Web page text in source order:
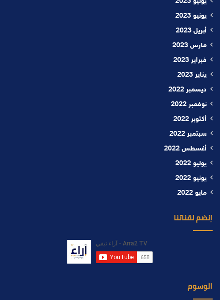
يونيو 2023
أبريل 2023
مارس 2023
فبراير 2023
يناير 2023
ديسمبر 2022
نوفمبر 2022
أكتوبر 2022
سبتمبر 2022
أغسطس 2022
يوليو 2022
يونيو 2022
مايو 2022
إنضم لقناتنا
الوسوم